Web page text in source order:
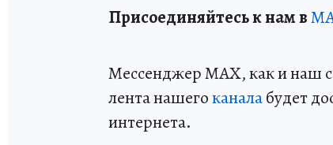
Присоединяйтесь к нам в
Мессенджер MAX, как и наш
лента нашегоканалабудет
интернета.